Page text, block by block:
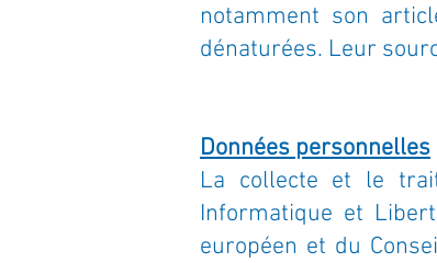
notamment son
dénaturées. Leur
Données personnelles
La collecte et le
Informatique et
européen et du